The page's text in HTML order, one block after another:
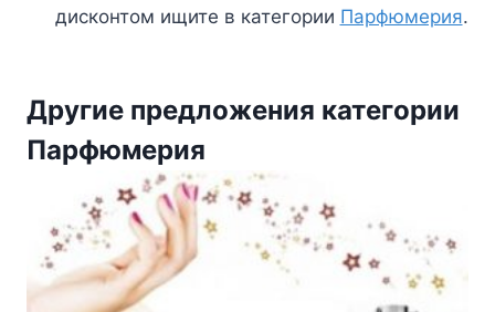
дисконтом ищите в категории Парфюмерия.
Другие предложения категории
Парфюмерия